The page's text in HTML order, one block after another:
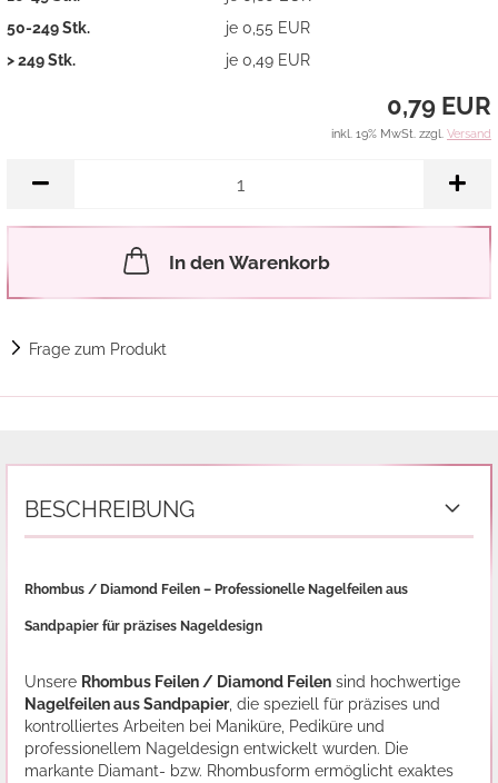
Merkzettel
50-249 Stk.
je 0,55 EUR
> 249 Stk.
je 0,49 EUR
0,79 EUR
inkl. 19% MwSt. zzgl. Versand
In den Warenkorb
Frage zum Produkt
BESCHREIBUNG
Rhombus / Diamond Feilen – Professionelle Nagelfeilen aus
Sandpapier für präzises Nageldesign
Unsere Rhombus Feilen / Diamond Feilen sind hochwertige
Nagelfeilen aus Sandpapier, die speziell für präzises und
kontrolliertes Arbeiten bei Maniküre, Pediküre und
professionellem Nageldesign entwickelt wurden. Die
markante Diamant- bzw. Rhombusform ermöglicht exaktes